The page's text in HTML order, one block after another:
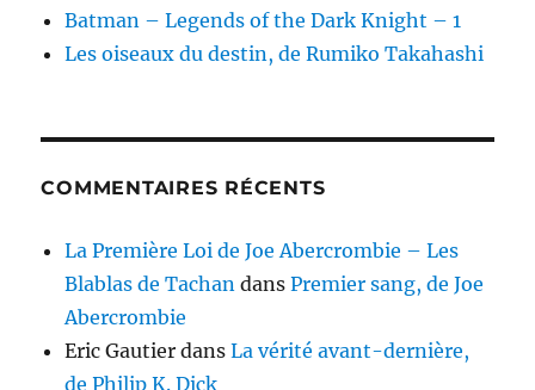
Batman – Legends of the Dark Knight – 1
Les oiseaux du destin, de Rumiko Takahashi
COMMENTAIRES RÉCENTS
La Première Loi de Joe Abercrombie – Les
Blablas de Tachan dansPremier sang, de Joe
Abercrombie
Eric Gautier dansLa vérité avant-dernière,
de Philip K. Dick